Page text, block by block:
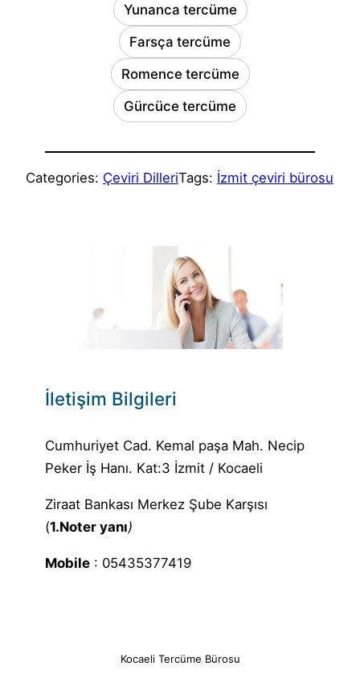
Yunanca tercüme
Farsça tercüme
Romence tercüme
Gürcüce tercüme
Categories: Çeviri DilleriTags: İzmit çeviri bürosu
İletişim Bilgileri
Cumhuriyet Cad. Kemal paşa Mah. Necip
Peker İş Hanı. Kat:3 İzmit / Kocaeli
Ziraat Bankası Merkez Şube Karşısı
(1.Noter yanı)
Mobile : 05435377419
Kocaeli Tercüme Bürosu